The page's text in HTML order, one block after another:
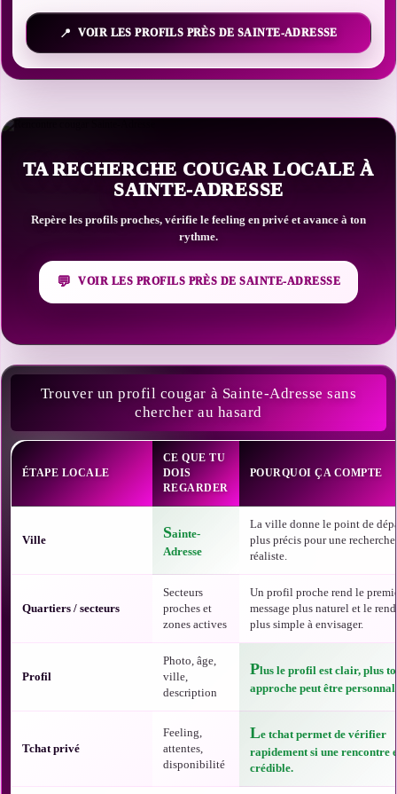
VOIR LES PROFILS PRÈS DE SAINTE-ADRESSE
TA RECHERCHE COUGAR LOCALE À
SAINTE-ADRESSE
Repère les profils proches, vérifie le feeling en privé et avance à ton
rythme.
VOIR LES PROFILS PRÈS DE SAINTE-ADRESSE
Trouver un profil cougar à Sainte-Adresse sans
chercher au hasard
ÉTAPE LOCALE
CE QUE TU
DOIS
REGARDER
POURQUOI ÇA COMPTE
Ville Sainte-
Adresse
La ville donne le point de
plus précis pour une
réaliste.
Quartiers / secteurs
Secteurs
proches et
zones actives
Un profil proche rend le
message plus naturel et le
plus simple à envisager.
Profil
Photo, âge,
ville,
description
Plus le profil est clair, plus
approche peut être
Tchat privé
Feeling,
attentes,
disponibilité
Le tchat permet de vérifier
rapidement si une rencontre
crédible.